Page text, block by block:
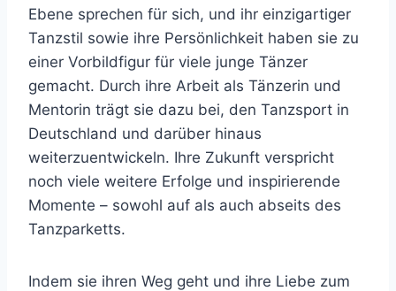
Ebene sprechen für sich, und ihr einzigartiger
Tanzstil sowie ihre Persönlichkeit haben sie zu
einer Vorbildfigur für viele junge Tänzer
gemacht. Durch ihre Arbeit als Tänzerin und
Mentorin trägt sie dazu bei, den Tanzsport in
Deutschland und darüber hinaus
weiterzuentwickeln. Ihre Zukunft verspricht
noch viele weitere Erfolge und inspirierende
Momente – sowohl auf als auch abseits des
Tanzparketts.
Indem sie ihren Weg geht und ihre Liebe zum